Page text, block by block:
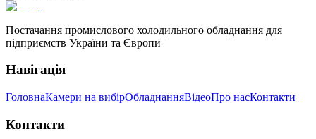
Постачання промислового холодильного обладнання для
підприємств України та Європи
Навігація
ГоловнаКамери на вибірОбладнанняВідеоПро насКонтакти
Контакти